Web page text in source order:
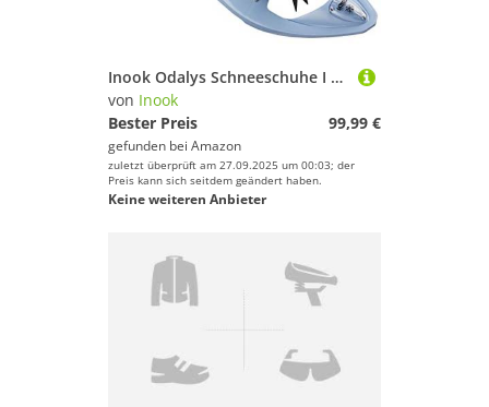
Inook Odalys Schneeschuhe I Schneeschuhe mit Steighilfe I EU 34-43 I Schneeschuh Set mit praktischer Schneeschuhe Tragetasche I Individuell größenverstellbar und vielen patentierten Funktionen
von Inook
Bester Preis
99,99 €
gefunden bei Amazon
zuletzt überprüft am 27.09.2025 um 00:03; der
Preis kann sich seitdem geändert haben.
Keine weiteren Anbieter